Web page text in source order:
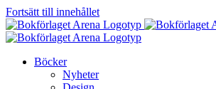
Fortsätt till innehållet
Böcker
Nyheter